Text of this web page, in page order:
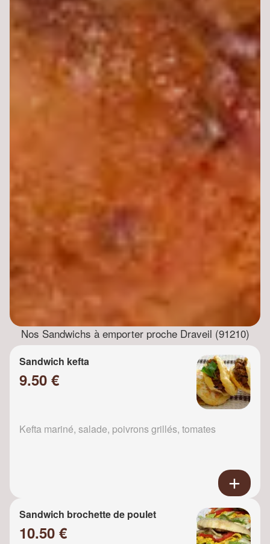
Nos Sandwichs à emporter proche Draveil (91210)
Sandwich kefta
9.50 €
Kefta mariné, salade, poivrons grillés, tomates
Sandwich brochette de poulet
10.50 €